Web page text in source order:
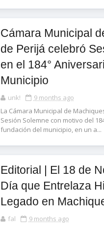
Cámara Municipal
de Perijá celebró
en el 184°
Municipio
unk!
9 months ago
La Cámara Municipal de
Sesión Solemne con motivo del
fundación del municipio, en un a...
Editorial | El 18 de
Día que Entrelaza
Legado en
fal
9 months ago